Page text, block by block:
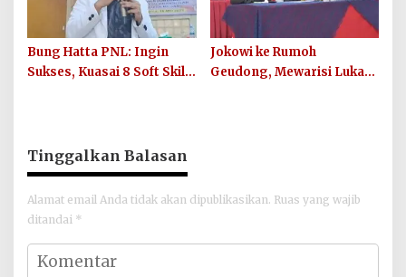
Bung Hatta PNL: Ingin
Sukses, Kuasai 8 Soft Skill
Jokowi ke Rumoh
Geudong, Mewarisi Luka
Tinggalkan Balasan
Alamat email Anda tidak akan dipublikasikan. Ruas yang wajib
ditandai *